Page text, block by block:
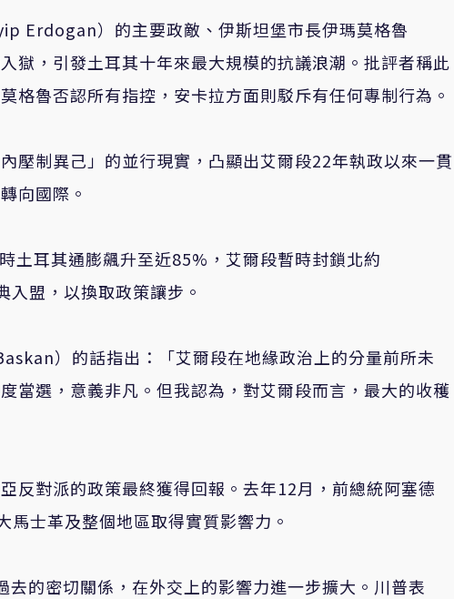
Erdogan）的主要政敵、伊斯坦堡市長伊瑪莫格魯
獄，引發土耳其十年來最大規模的抗議浪潮。批評者稱此
格魯否認所有指控，安卡拉方面則駁斥有任何專制行為。
壓制異己」的並行現實，凸顯出艾爾段22年執政以來一貫
向國際。
土耳其通膨飆升至近85%，艾爾段暫時封鎖北約
入盟，以換取政策讓步。
）的話指出：「艾爾段在地緣政治上的分量前所未
當選，意義非凡。但我認為，對艾爾段而言，最大的收穫
反對派的政策最終獲得回報。去年12月，前總統阿塞德
馬士革及整個地區取得實質影響力。
的密切關係，在外交上的影響力進一步擴大 。川普表